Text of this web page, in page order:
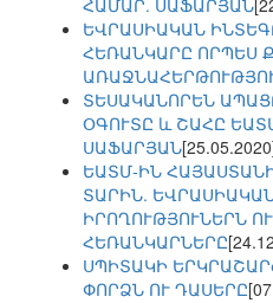
ՀԱՄԱՐ. ՍԱՖԱՐՅԱՆ
ԵՎՐԱՍԻԱԿԱՆ
ՀԵՌԱՆԿԱՐԸ ՈՐՊԵՍ
ՏԵՍԱԿԱՆՈՐԵՆ
ՕԳՈՒՏԸ և ՇԱՀԸ
ՍԱՖԱՐՅԱՆ
ԵԱՏՄ-ԻՆ
ՏԱՐԻՆ.
ԻՐՈՂՈՒԹՅՈՒՆԵՐՆ ՈՒ
ՀԵՌԱՆԿԱՐՆԵՐԸ
ՍՊԻՏԱԿԻ
ՓՈՐՁՆ ՈՒ ԴԱՍԵՐԸ